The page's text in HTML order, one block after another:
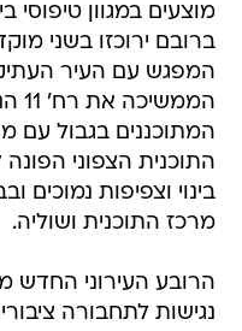
מוצעים במגוון טיפוסי
ברובם ירוכזו בשני
המפגש עם העיר
המתוכננים בגבול עם
התוכנית הצפוני הפונה
בינוי וצפיפות נמוכים
מרכז התוכנית ושוליה.
הרובע העירוני החדש
נגישות לתחבורה